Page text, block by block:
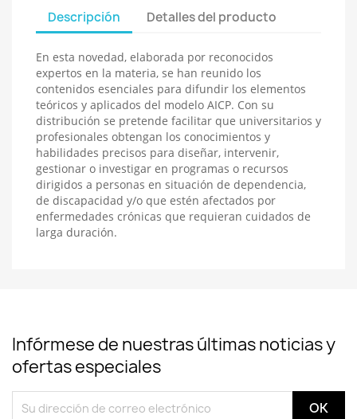
Descripción Detalles del producto
En esta novedad, elaborada por reconocidos
expertos en la materia, se han reunido los
contenidos esenciales para difundir los elementos
teóricos y aplicados del modelo AICP. Con su
distribución se pretende facilitar que universitarios y
profesionales obtengan los conocimientos y
habilidades precisos para diseñar, intervenir,
gestionar o investigar en programas o recursos
dirigidos a personas en situación de dependencia,
de discapacidad y/o que estén afectados por
enfermedades crónicas que requieran cuidados de
larga duración.
Infórmese de nuestras últimas noticias y
ofertas especiales